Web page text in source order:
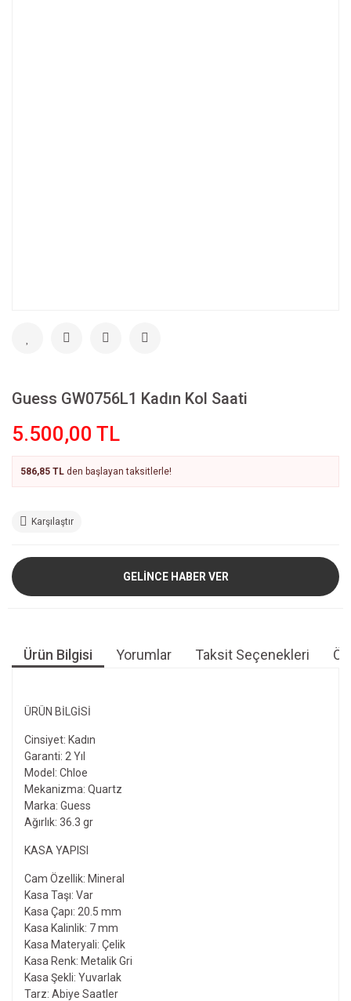
Guess GW0756L1 Kadın Kol Saati
5.500,00 TL
586,85 TL den başlayan taksitlerle!
Karşılaştır
GELİNCE HABER VER
Ürün Bilgisi Yorumlar Taksit Seçenekleri
ÜRÜN BILGISI
Cinsiyet: Kadın
Garanti: 2 Yıl
Model: Chloe
Mekanizma: Quartz
Marka: Guess
Ağırlık: 36.3 gr
KASA YAPISI
Cam Özellik: Mineral
Kasa Taşı: Var
Kasa Çapı: 20.5 mm
Kasa Kalinlik: 7 mm
Kasa Materyali: Çelik
Kasa Renk: Metalik Gri
Kasa Şekli: Yuvarlak
Tarz: Abiye Saatler